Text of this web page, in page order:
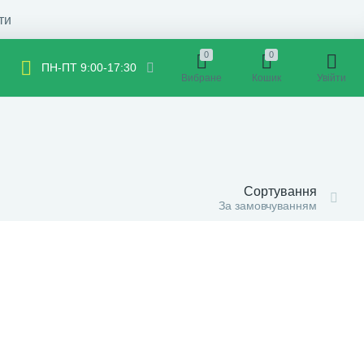
ПН-ПТ 9:00-17:30
0
Вибране
0
Кошик Увійти
Сортування
За замовчуванням